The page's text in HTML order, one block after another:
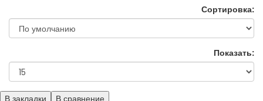
Сортировка:
Показать:
В закладки В сравнение